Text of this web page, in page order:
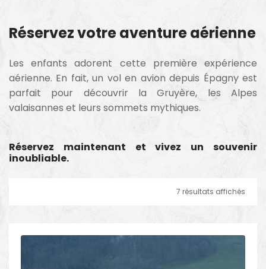
Réservez votre aventure aérienne
Les enfants adorent cette première expérience
aérienne. En fait, un vol en avion depuis Épagny est
parfait pour découvrir la Gruyère, les Alpes
valaisannes et leurs sommets mythiques.
Réservez maintenant et vivez un souvenir
inoubliable.
7 résultats affichés